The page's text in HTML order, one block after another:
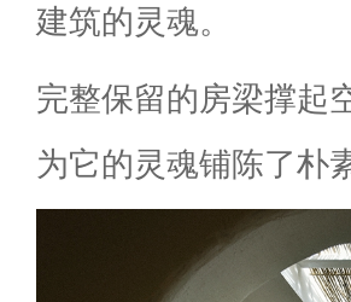
建筑的灵魂。
完整保留的房梁撑起
为它的灵魂铺陈了朴